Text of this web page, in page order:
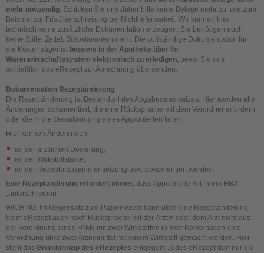
mehr notwendig. Schicken Sie uns daher bitte keine Belege mehr zu, wie zum
Beispiel zur Fristüberschreitung bei Nichtlieferbarkeit. Wir können hier
technisch keine zusätzliche Dokumentation erzeugen. Sie benötigen auch
keine Stifte, Zettel, Büroklammern mehr. Die vollständige Dokumentation für
die Kostenträger ist bequem in der Apotheke über Ihr
Warenwirtschaftssystem elektronisch zu erledigen, bevor Sie uns
schließlich das eRezept zur Abrechnung übersenden.
Dokumentation Rezeptänderung
Die Rezeptänderung ist Bestandteil des Abgabedatensatzes. Hier werden alle
Änderungen dokumentiert, die eine Rücksprache mit dem Verordner erfordern
oder die in die Verantwortung eines Approbierten fallen.
Hier können Änderungen
an der ärztlichen Dosierung,
an der Wirkstoffstärke,
an der Rezepturzusammensetzung usw. dokumentiert werden.
Eine Rezeptänderung erfordert immer, dass Approbierte mit ihrem HBA
„unterschreiben“.
WICHTIG: Im Gegensatz zum Papierrezept kann über eine Rezeptänderung
beim eRezept auch nach Rücksprache mit der Ärztin oder dem Arzt nicht aus
der Verordnung eines FAMs mit zwei Wirkstoffen in fixer Kombination eine
Verordnung über zwei Arzneimittel mit einem Wirkstoff gemacht werden. Hier
steht das Grundprinzip des eRezeptes entgegen: Jedes eRezept darf nur die